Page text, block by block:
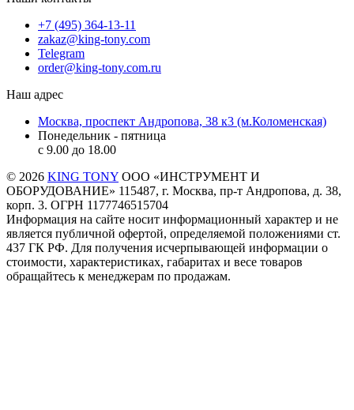
+7 (495) 364-13-11
zakaz@king-tony.com
Telegram
order@king-tony.com.ru
Наш адрес
Москва, проспект Андропова, 38 к3 (м.Коломенская)
Понедельник - пятница
c 9.00 до 18.00
© 2026 KING TONY ООО «ИНСТРУМЕНТ И
ОБОРУДОВАНИЕ» 115487, г. Москва, пр-т Андропова, д. 38,
корп. 3. ОГРН 1177746515704
Информация на сайте носит информационный характер и не
является публичной офертой, определяемой положениями ст.
437 ГК РФ. Для получения исчерпывающей информации о
стоимости, характеристиках, габаритах и весе товаров
обращайтесь к менеджерам по продажам.